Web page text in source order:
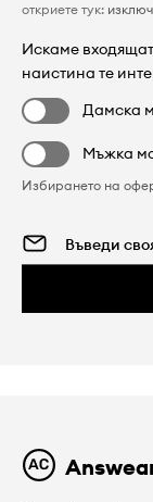
откриете тук:
Искаме
наистина те
Дамска
Мъжка
Избирането на